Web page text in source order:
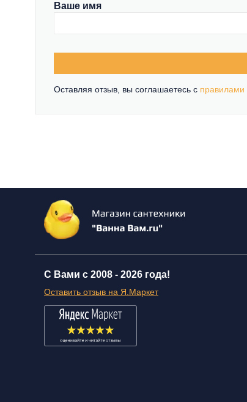
Ваше имя
Оставляя отзыв, вы соглашаетесь c правилами
С Вами с 2008 - 2026 года!
Оставить отзыв на Я.Маркет